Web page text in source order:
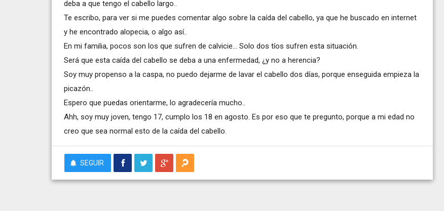
deba a que tengo el cabello largo..
Te escribo, para ver si me puedes comentar algo sobre la caída del cabello, ya que he buscado en internet
y he encontrado alopecia, o algo así..
En mi familia, pocos son los que sufren de calvicie... Solo dos tíos sufren esta situación.
Será que esta caída del cabello se deba a una enfermedad, ¿y no a herencia?
Soy muy propenso a la caspa, no puedo dejarme de lavar el cabello dos días, porque enseguida empieza la
picazón..
Espero que puedas orientarme, lo agradecería mucho..
Ahh, soy muy joven, tengo 17, cumplo los 18 en agosto. Es por eso que te pregunto, porque a mi edad no
creo que sea normal esto de la caída del cabello.
SEGUIR